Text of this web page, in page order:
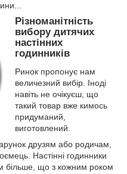
Різноманітність
вибору дитячих
настінних
годинників
Ринок пропонує нам
величезний вибір. Іноді
навіть не очікуєш, що
такий товар вже кимось
придуманий,
виготовлений.
друзям або родичам,
Настінні годинники
більше, що з кожним роком